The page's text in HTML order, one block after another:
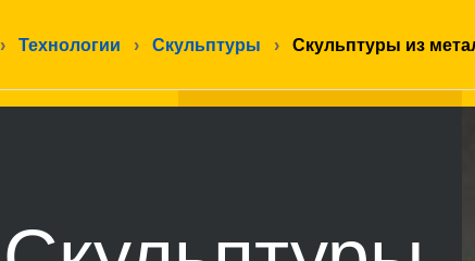
› Технологии › Скульптуры › Скульптуры из